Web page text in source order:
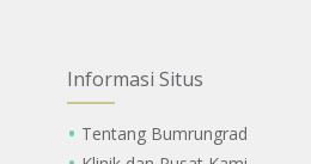
Informasi Situs
Tentang Bumrungrad